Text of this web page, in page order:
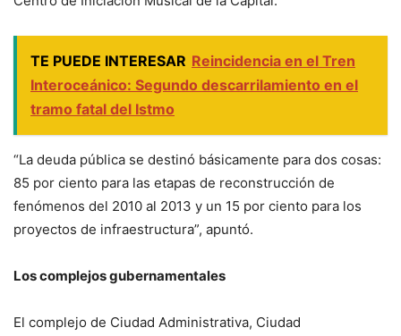
TE PUEDE INTERESAR Reincidencia en el Tren
Interoceánico: Segundo descarrilamiento en el
tramo fatal del Istmo
“La deuda pública se destinó básicamente para dos cosas:
85 por ciento para las etapas de reconstrucción de
fenómenos del 2010 al 2013 y un 15 por ciento para los
proyectos de infraestructura”, apuntó.
Los complejos gubernamentales
El complejo de Ciudad Administrativa, Ciudad